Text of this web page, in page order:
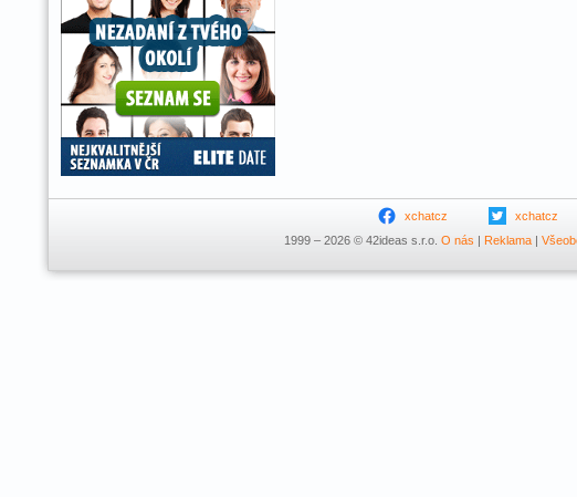
xchatcz xchatcz
1999 – 2026 © 42ideas s.r.o. O nás | Reklama|